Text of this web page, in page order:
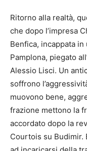
Ritorno alla realtà,
che dopo l’impresa
Benfica, incappata in
Pamplona, piegato
Alessio Lisci. Un
soffrono
muovono bene,
frazione mettono la
accordato dopo la
Courtois su Budimir.